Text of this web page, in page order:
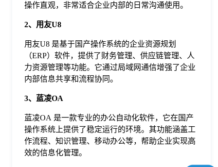
操作直观，非常适合企业内部的日常沟通使用。
2、用友U8
用友U8 是基于国产操作系统的企业资源规划
（ERP）软件，提供了财务管理、供应链管理、人
力资源管理等功能。它通过局域网通信增强了企业
内部信息共享和流程协同。
3、蓝凌OA
蓝凌OA 是一款专业的办公自动化软件，它在国产
操作系统上提供了稳定运行的环境。其功能涵盖工
作流程、知识管理、移动办公等，帮助企业实现高
效的信息化管理。